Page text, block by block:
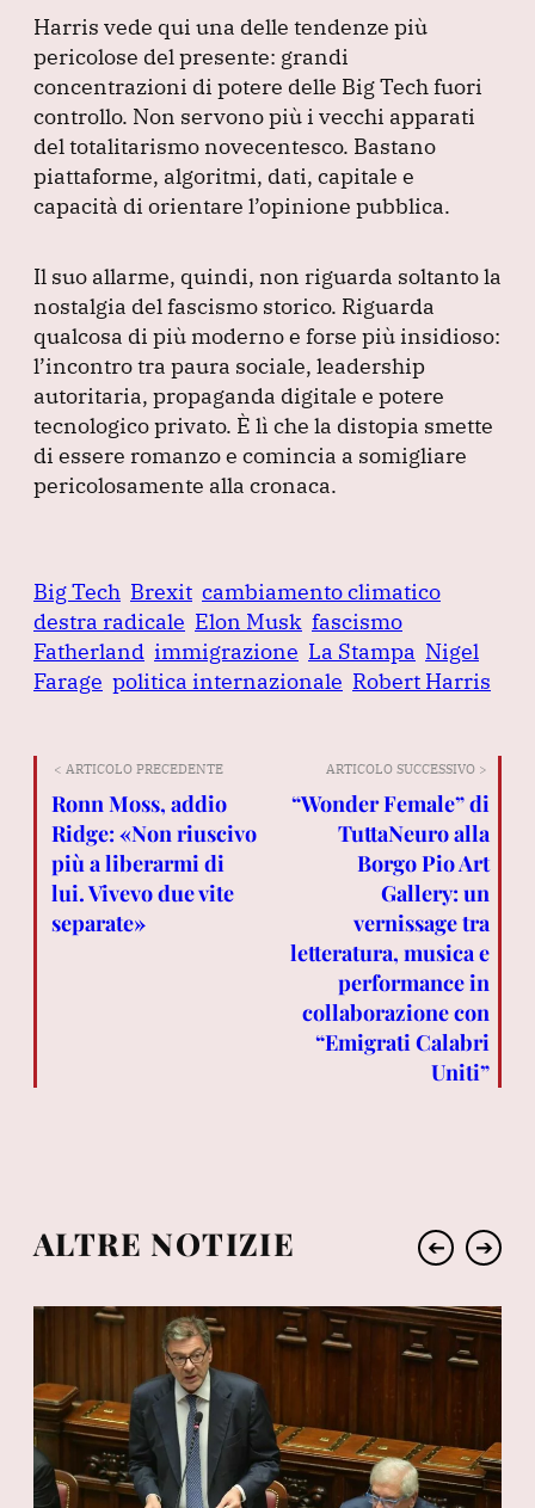
Harris vede qui una delle tendenze più
pericolose del presente: grandi
concentrazioni di potere delle Big Tech fuori
controllo. Non servono più i vecchi apparati
del totalitarismo novecentesco. Bastano
piattaforme, algoritmi, dati, capitale e
capacità di orientare l’opinione pubblica.
Il suo allarme, quindi, non riguarda soltanto la
nostalgia del fascismo storico. Riguarda
qualcosa di più moderno e forse più insidioso:
l’incontro tra paura sociale, leadership
autoritaria, propaganda digitale e potere
tecnologico privato. È lì che la distopia smette
di essere romanzo e comincia a somigliare
pericolosamente alla cronaca.
Big Tech Brexit cambiamento climatico
destra radicale Elon Musk fascismo
Fatherland immigrazione La Stampa Nigel
Farage politica internazionale Robert Harris
< ARTICOLO PRECEDENTE
Ronn Moss, addio
Ridge: «Non riuscivo
più a liberarmi di
lui. Vivevo due vite
separate»
ARTICOLO SUCCESSIVO >
“Wonder Female” di
TuttaNeuro alla
Borgo Pio Art
Gallery: un
vernissage tra
letteratura, musica e
performance in
collaborazione con
“Emigrati Calabri
Uniti”
ALTRE NOTIZIE ➔ ➔